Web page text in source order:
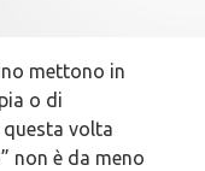
mettono in
o di
volta
non è da meno